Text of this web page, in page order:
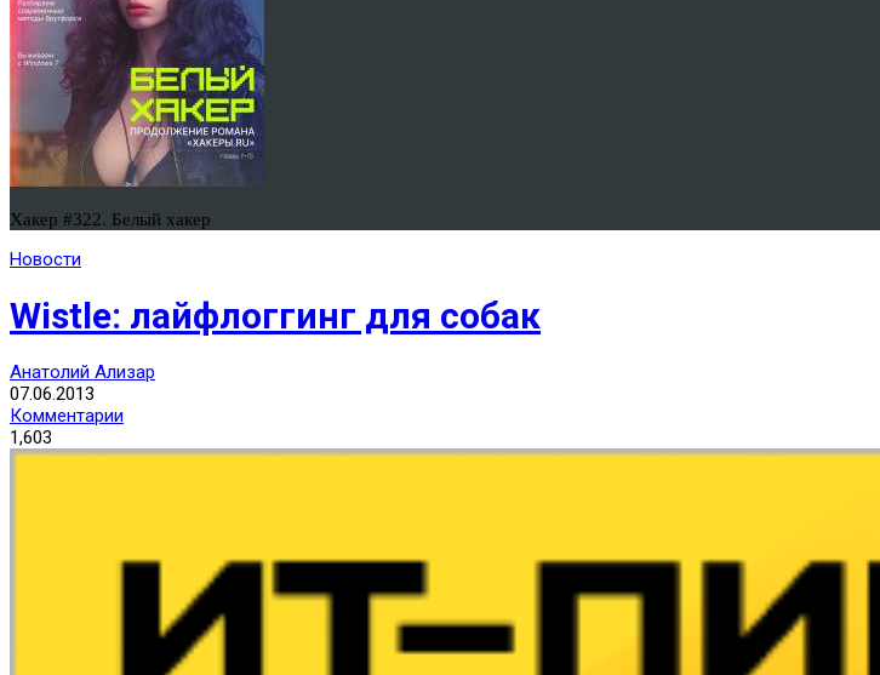
Хакер #322. Белый хакер
Новости
Wistle: лайфлоггинг для собак
Анатолий Ализар
07.06.2013
Комментарии
1,603